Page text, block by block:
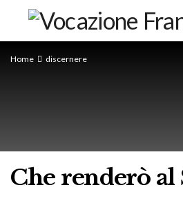
Home discernere
Che renderò al